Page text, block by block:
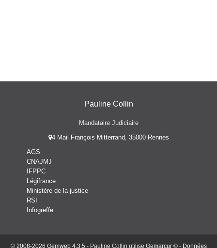
Pauline Collin
Mandataire Judiciaire
4 Mail François Mitterrand, 35000 Rennes
AGS
CNAJMJ
IFPPC
Légifrance
Ministère de la justice
RSI
Infogreffe
© 2008-2026 Gemweb 4.3.5 - Pauline Collin utilise Gemarcur ©- Données